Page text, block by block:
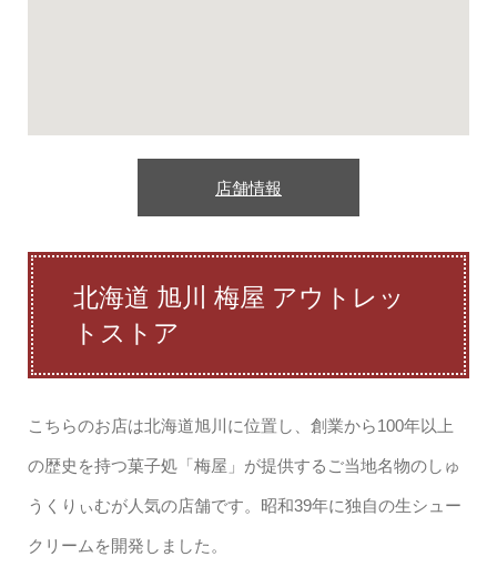
店舗情報
北海道 旭川 梅屋 アウトレッ
トストア
こちらのお店は北海道旭川に位置し、創業から100年以上
の歴史を持つ菓子処「梅屋」が提供するご当地名物のしゅ
うくりぃむが人気の店舗です。昭和39年に独自の生シュー
クリームを開発しました。